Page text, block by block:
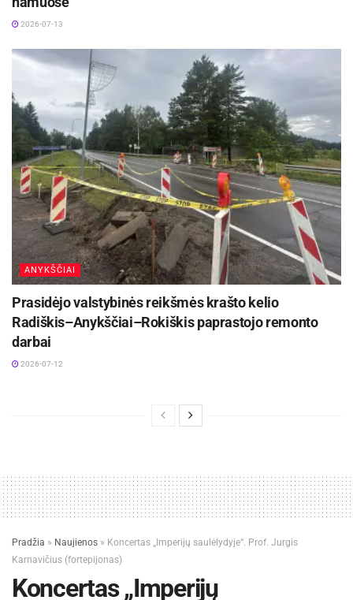
2026-07-13
ANYKŠČIAI
Prasidėjo valstybinės reikšmės krašto kelio
Radiškis–Anykščiai–Rokiškis paprastojo remonto
darbai
2026-07-12
Pradžia » Naujienos » Koncertas „Imperijų saulėlydyje“. Prof. Jurgis
Karnavičius (fortepijonas)
Koncertas „Imperijų